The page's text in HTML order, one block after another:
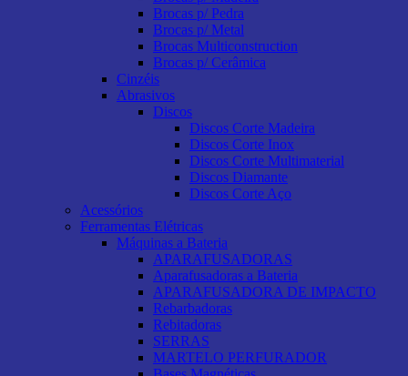
Brocas p/ Pedra
Brocas p/ Metal
Brocas Multiconstruction
Brocas p/ Cerâmica
Cinzéis
Abrasivos
Discos
Discos Corte Madeira
Discos Corte Inox
Discos Corte Multimaterial
Discos Diamante
Discos Corte Aço
Acessórios
Ferramentas Elétricas
Máquinas a Bateria
APARAFUSADORAS
Aparafusadoras a Bateria
APARAFUSADORA DE IMPACTO
Rebarbadoras
Rebitadoras
SERRAS
MARTELO PERFURADOR